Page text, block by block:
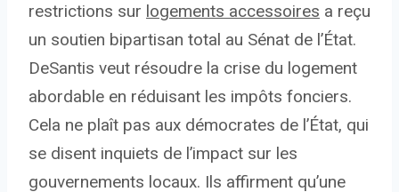
restrictions sur logements accessoires a reçu
un soutien bipartisan total au Sénat de l’État.
DeSantis veut résoudre la crise du logement
abordable en réduisant les impôts fonciers.
Cela ne plaît pas aux démocrates de l’État, qui
se disent inquiets de l’impact sur les
gouvernements locaux. Ils affirment qu’une